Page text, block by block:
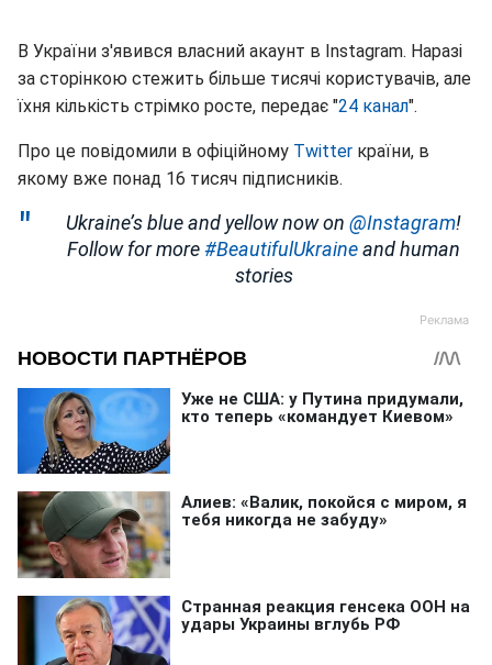
В України з'явився власний акаунт в Іnstagram. Наразі
за сторінкою стежить більше тисячі користувачів, але
їхня кількість стрімко росте, передає "24 канал".
Про це повідомили в офіційному Тwitter країни, в
якому вже понад 16 тисяч підписників.
Ukraine’s blue and yellow now on @Instagram!
Follow for more#BeautifulUkraineand human
stories